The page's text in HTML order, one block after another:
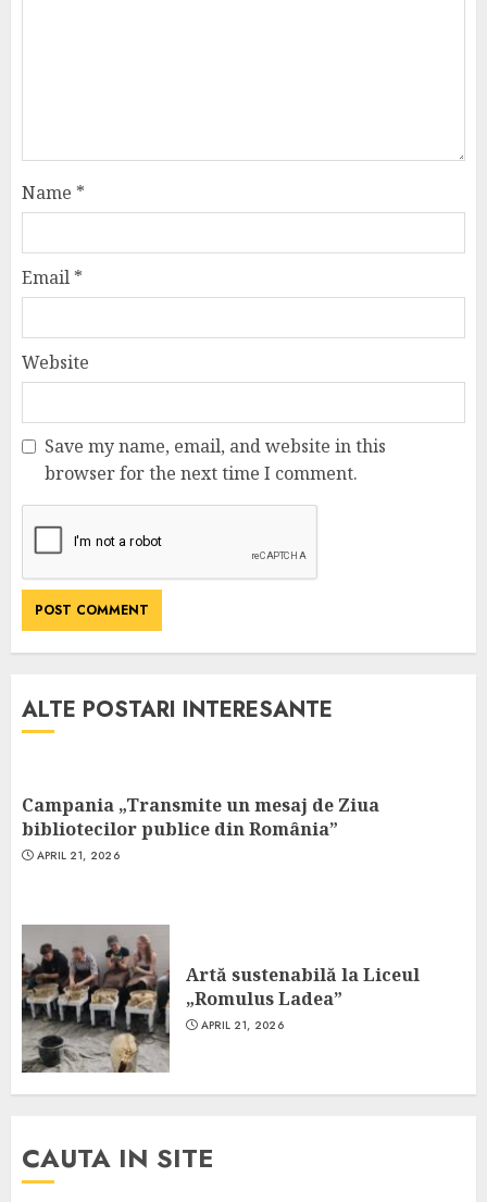
Name *
Email *
Website
Save my name, email, and website in this
browser for the next time I comment.
ALTE POSTARI INTERESANTE
Campania „Transmite un mesaj de Ziua
bibliotecilor publice din România”
APRIL 21, 2026
Artă sustenabilă la Liceul
„Romulus Ladea”
APRIL 21, 2026
CAUTA IN SITE